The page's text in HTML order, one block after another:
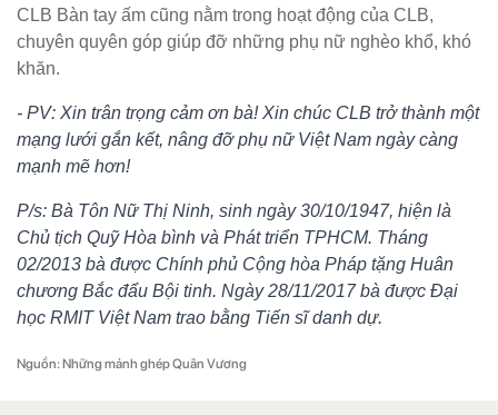
CLB Bàn tay ấm cũng nằm trong hoạt động của CLB,
chuyên quyên góp giúp đỡ những phụ nữ nghèo khổ, khó
khăn.
- PV: Xin trân trọng cảm ơn bà! Xin chúc CLB trở thành một
mạng lưới gắn kết, nâng đỡ phụ nữ Việt Nam ngày càng
mạnh mẽ hơn!
P/s: Bà Tôn Nữ Thị Ninh, sinh ngày 30/10/1947, hiện là
Chủ tịch Quỹ Hòa bình và Phát triển TPHCM. Tháng
02/2013 bà được Chính phủ Cộng hòa Pháp tặng Huân
chương Bắc đẩu Bội tinh. Ngày 28/11/2017 bà được Đại
học RMIT Việt Nam trao bằng Tiến sĩ danh dự.
Nguồn: Những mảnh ghép Quân Vương